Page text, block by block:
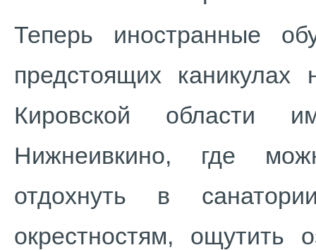
Теперь иностранные
предстоящих
Кировской области
Нижнеивкино, где
отдохнуть в
окрестностям, ощутить